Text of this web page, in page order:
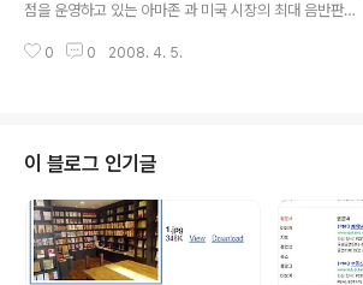
점을 운영하고 있는 아마존 과 미국 시장의 최대 음반판매
를 걸어줘서 이윤을 창출 한다는 소식이다. 즉 아래 그림 처
h?v=lYDUk0ESwt4 클릭해서 고객이 노래를 구입할 경
우 추천료를 주는데, 아마존은 가격의 10%의 추천료를 준
다. 하지만 애플은 5%만 준다... (via Haochi) 전부터 유
튜브가 음악 저작권때문에, 골머리 아파 하는데, 자작곡을
올리면 돈을 준다는 소문도 있는데...유튜브가 차츰차츰 이
익..
0 0 2008. 4. 5.
이 블로그 인기글